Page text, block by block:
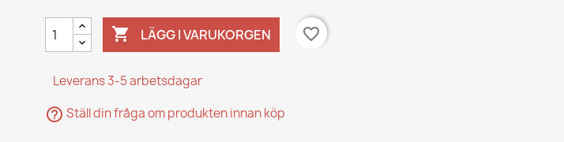
 LÄGG I VARUKORGEN favorite_border
Leverans 3-5 arbetsdagar
help_outline Ställ din fråga om produkten innan köp